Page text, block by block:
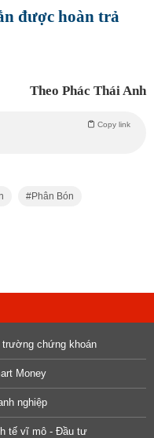
được hoàn trả
Theo Phác Thái Anh
Copy link
Phân Bón
trường chứng khoán
Money
nghiệp
tế vĩ mô - Đầu tư